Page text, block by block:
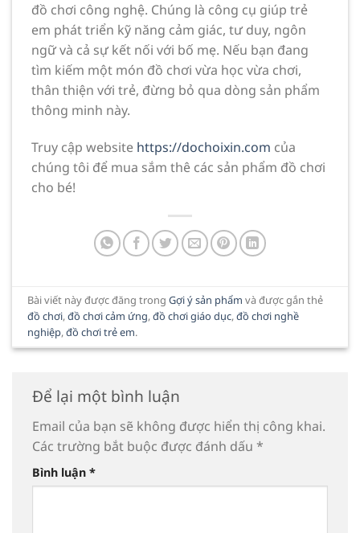
đồ chơi công nghệ. Chúng là công cụ giúp trẻ
em phát triển kỹ năng cảm giác, tư duy, ngôn
ngữ và cả sự kết nối với bố mẹ. Nếu bạn đang
tìm kiếm một món đồ chơi vừa học vừa chơi,
thân thiện với trẻ, đừng bỏ qua dòng sản phẩm
thông minh này.
Truy cập website https://dochoixin.com của
chúng tôi để mua sắm thê các sản phẩm đồ chơi
cho bé!
Bài viết này được đăng trongGợi ý sản phẩm và được gắn thẻ
đồ chơi,đồ chơi cảm ứng,đồ chơi giáo dục,đồ chơi nghề
nghiệp,đồ chơi trẻ em.
Để lại một bình luận
Email của bạn sẽ không được hiển thị công khai.
Các trường bắt buộc được đánh dấu *
Bình luận *